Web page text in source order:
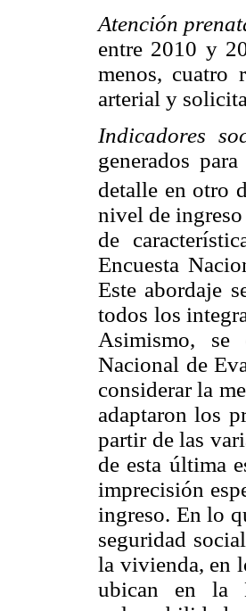
Atención
entre 2010 y
menos, cuatro
arterial y
Indicadores
generados
detalle en otro
nivel de
de
Encuesta
Este abordaje
todos los
Asimismo, se
Nacional de
considerar la
adaptaron los
partir de las
de esta última
imprecisión
ingreso. En lo
seguridad
la vivienda, en
ubican en la